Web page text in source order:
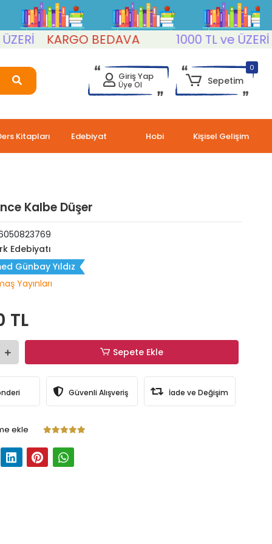
KARGO BEDAVA 1000 TL ve ÜZERİ
Giriş Yap
Üye Ol
0
Sepetim
Kitapları Edebiyat Hobi Kişisel Gelişim
Kalbe Düşer
Edebiyatı
Günbay Yıldız
Yayınları
TL
Sepete Ekle
Güvenli Alışveriş İade ve Değişim
ekle